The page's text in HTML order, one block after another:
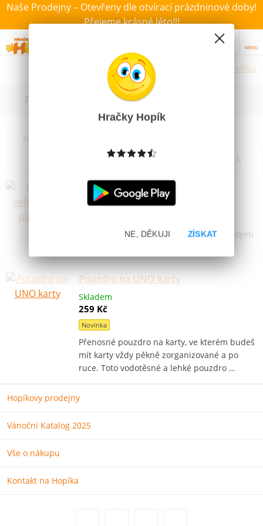
Naše Prodejny – Otevřeny dle otvírací prázdninové doby!
Přejeme krásné léto!!!
MENU
Hračky dle věku
Filtrovat dle dostupnosti, ceny, výrobce
Podle názvu od A do Z
Podle názvu od Z do A
Smeták velký 60cm plastový
Skladem
Smeták velký, plastová rukojeť, délka rukojeti
Pouzdro na UNO karty
Skladem
259 Kč
Novinka
Přenosné pouzdro na karty, ve kterém budeš
mít karty vždy pěkně zorganizované a po
ruce. Toto vodotěsné a lehké pouzdro …
Hopíkovy prodejny
Vánoční Katalog 2025
Vše o nákupu
Kontakt na Hopíka
Hračky Hopík
ZÍSKAT
NE, DĚKUJI